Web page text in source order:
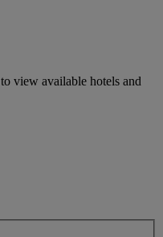
view available hotels and